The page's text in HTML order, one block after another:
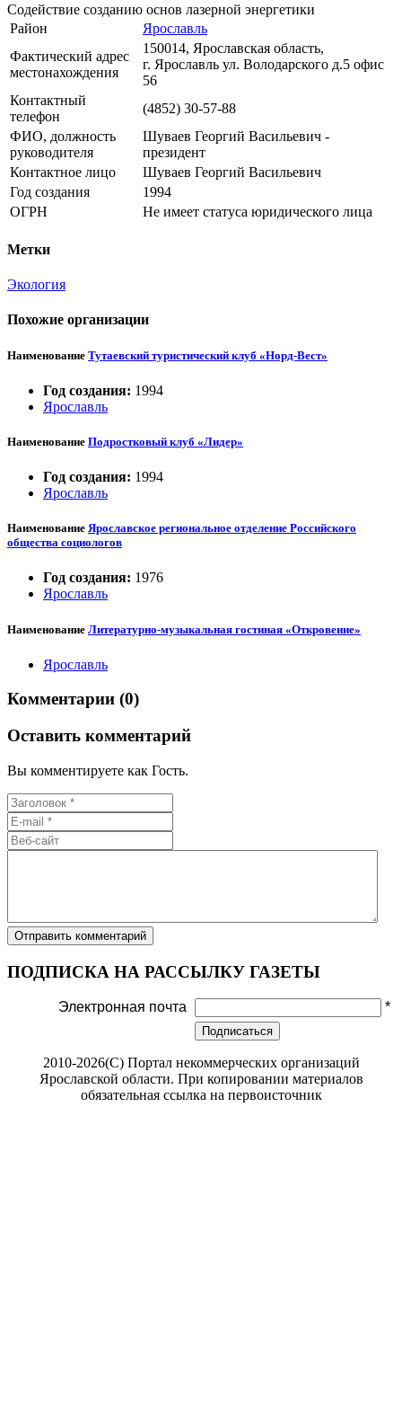
Содействие созданию основ лазерной энергетики
Район
Ярославль
Фактический адрес
местонахождения
150014, Ярославская область,
г. Ярославль ул. Володарского д.5 офис
56
Контактный
телефон
(4852) 30-57-88
ФИО, должность
руководителя
Шуваев Георгий Васильевич -
президент
Контактное лицо
Шуваев Георгий Васильевич
Год создания
1994
ОГРН
Не имеет статуса юридического лица
Метки
Экология
Похожие организации
Наименование Тутаевский туристический клуб «Норд-Вест»
Год создания: 1994
Ярославль
Наименование Подростковый клуб «Лидер»
Год создания: 1994
Ярославль
Наименование Ярославское региональное отделение Российского
общества социологов
Год создания: 1976
Ярославль
Наименование Литературно-музыкальная гостиная «Откровение»
Ярославль
Комментарии (0)
Оставить комментарий
Вы комментируете как Гость.
ПОДПИСКА НА РАССЫЛКУ ГАЗЕТЫ
Электронная почта *
Подписаться
2010-2026(С) Портал некоммерческих организаций
Ярославской области. При копировании материалов
обязательная ссылка на первоисточник